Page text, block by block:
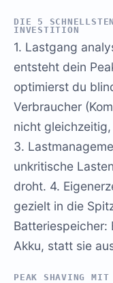
DIE 5
INVESTITION
1. Lastgang
entsteht dein
optimierst du
Verbraucher
nicht
3.
unkritische
droht. 4.
gezielt in die
Batteriespeicher:
Akku, statt sie
PEAK SHAVING MIT